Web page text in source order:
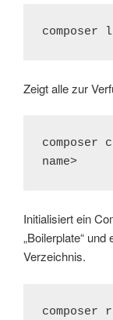
composer
Zeigt alle zur
name>
Initialisiert ein
„Boilerplate“ und
Verzeichnis.
composer